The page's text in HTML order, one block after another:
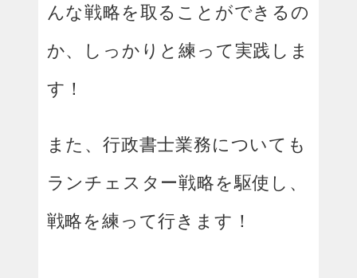
んな戦略を取ることができるの
か、しっかりと練って実践しま
す！
また、行政書士業務についても
ランチェスター戦略を駆使し、
戦略を練って行きます！